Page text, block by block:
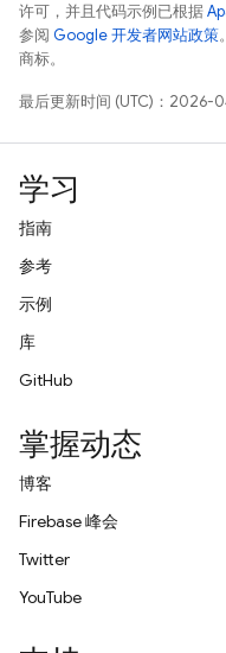
许可，并且代码示例已根据
参阅 Google 开发者网站政策
商标。
最后更新时间 (UTC)：2026-
学习
指南
参考
示例
库
GitHub
掌握动态
博客
Firebase 峰会
Twitter
YouTube